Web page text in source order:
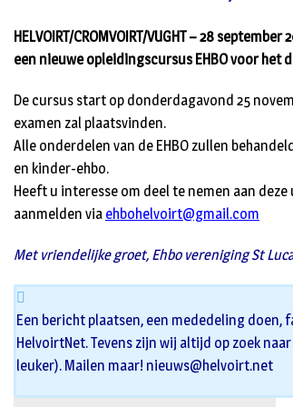
HELVOIRT/CROMVOIRT/VUGHT – 28
een nieuwe opleidingscursus EHBO voor het
De cursus start op donderdagavond 25
examen zal plaatsvinden.
Alle onderdelen van de EHBO zullen
en kinder-ehbo.
Heeft u interesse om deel te nemen aan
aanmelden via ehbohelvoirt@gmail.com
Met vriendelijke groet, Ehbo vereniging St
Een bericht plaatsen, een mededeling
HelvoirtNet. Tevens zijn wij altijd op zoek
leuker). Mailen maar! nieuws@helvoirt.net